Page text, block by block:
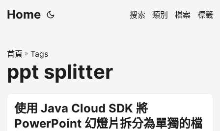
Home 搜索 類別 檔案 標籤
首頁 » Tags
ppt splitter
使用 Java Cloud SDK 將
PowerPoint 幻燈片拆分為單獨的檔